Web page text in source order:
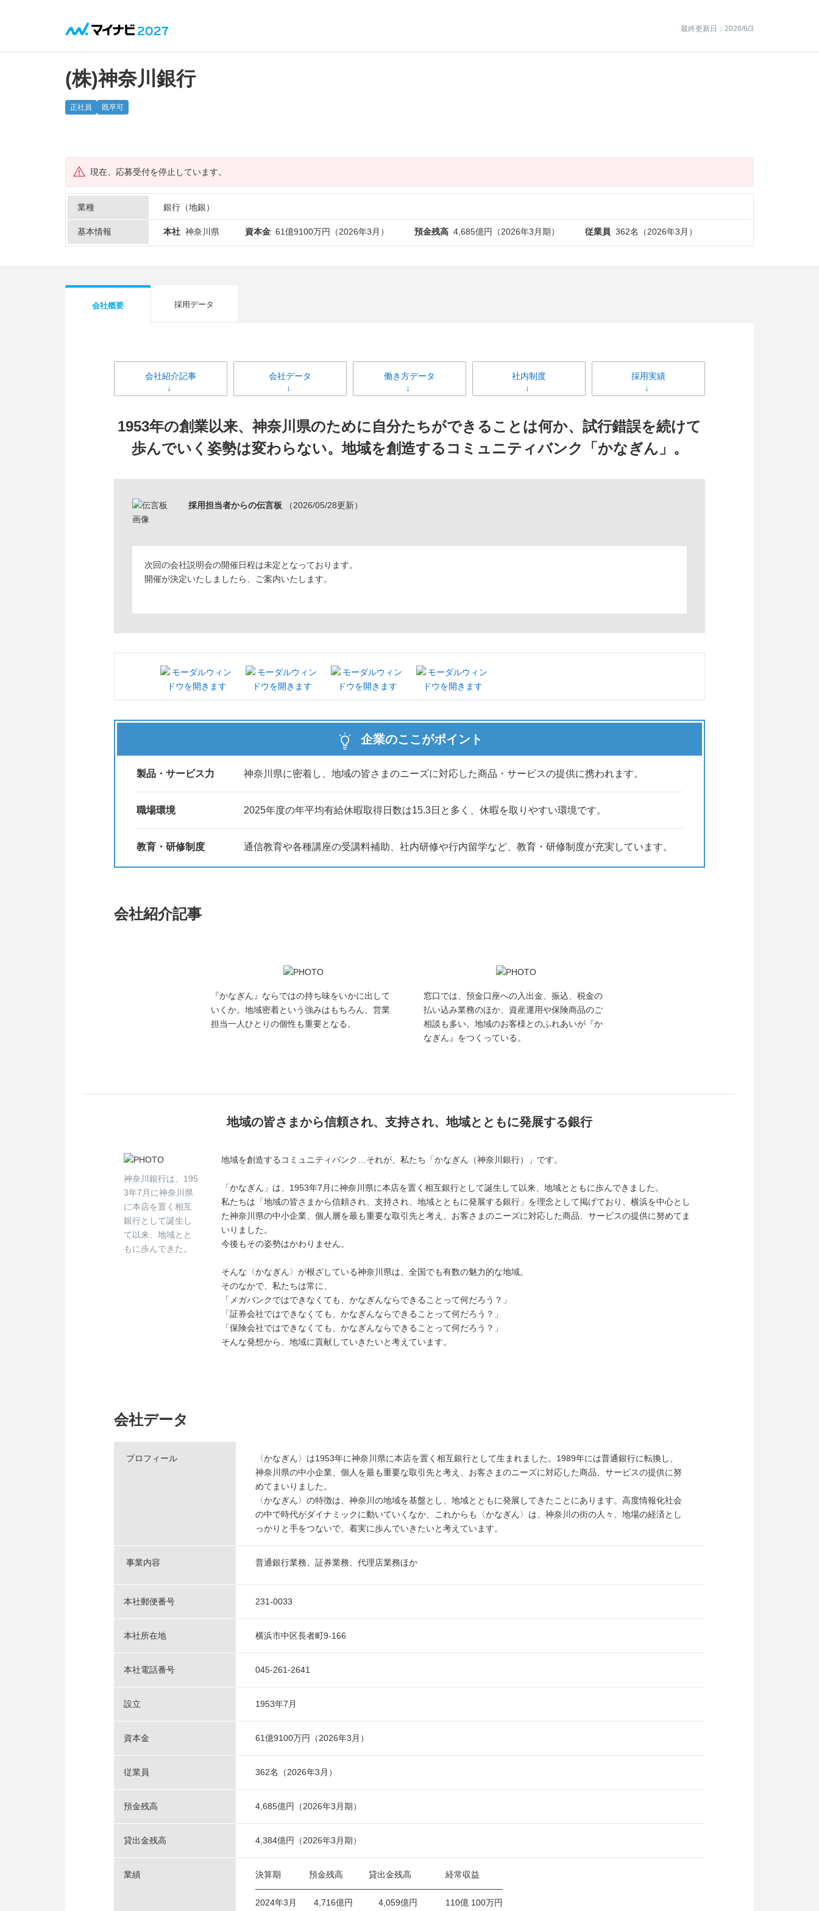
最終更新日：2026/6/3
(株)神奈川銀行
正社員 既卒可
現在、応募受付を停止しています。
業種 銀行（地銀）
基本情報 本社 神奈川県 資本金 61億9100万円（2026年3月） 預金残高 4,685億円（2026年3月期） 従業員 362名（2026年3月）
会社概要 採用データ
会社紹介記事 会社データ 働き方データ 社内制度 採用実績
1953年の創業以来、神奈川県のために自分たちができることは何か、試行錯誤を続けて
歩んでいく姿勢は変わらない。地域を創造するコミュニティバンク「かなぎん」。
採用担当者からの伝言板 （2026/05/28更新）
次回の会社説明会の開催日程は未定となっております。
開催が決定いたしましたら、ご案内いたします。
企業のここがポイント
製品・サービス力 神奈川県に密着し、地域の皆さまのニーズに対応した商品・サービスの提供に携われます。
職場環境 2025年度の年平均有給休暇取得日数は15.3日と多く、休暇を取りやすい環境です。
教育・研修制度 通信教育や各種講座の受講料補助、社内研修や行内留学など、教育・研修制度が充実しています。
会社紹介記事
『かなぎん』ならではの持ち味をいかに出して
いくか。地域密着という強みはもちろん、営業
担当一人ひとりの個性も重要となる。
窓口では、預金口座への入出金、振込、税金の
払い込み業務のほか、資産運用や保険商品のご
相談も多い。地域のお客様とのふれあいが『か
なぎん』をつくっている。
地域の皆さまから信頼され、支持され、地域とともに発展する銀行
神奈川銀行は、195
3年7月に神奈川県
に本店を置く相互
銀行として誕生し
て以来、地域とと
もに歩んできた。
地域を創造するコミュニティバンク…それが、私たち「かなぎん（神奈川銀行）」です。
「かなぎん」は、1953年7月に神奈川県に本店を置く相互銀行として誕生して以来、地域とともに歩んできました。
私たちは「地域の皆さまから信頼され、支持され、地域とともに発展する銀行」を理念として掲げており、横浜を中心とし
た神奈川県の中小企業、個人層を最も重要な取引先と考え、お客さまのニーズに対応した商品、サービスの提供に努めてま
いりました。
今後もその姿勢はかわりません。
そんな〈かなぎん〉が根ざしている神奈川県は、全国でも有数の魅力的な地域。
そのなかで、私たちは常に、
「メガバンクではできなくても、かなぎんならできることって何だろう？」
「証券会社ではできなくても、かなぎんならできることって何だろう？」
「保険会社ではできなくても、かなぎんならできることって何だろう？」
そんな発想から、地域に貢献していきたいと考えています。
会社データ
プロフィール
〈かなぎん〉は1953年に神奈川県に本店を置く相互銀行として生まれました。1989年には普通銀行に転換し、
神奈川県の中小企業、個人を最も重要な取引先と考え、お客さまのニーズに対応した商品、サービスの提供に努
めてまいりました。
〈かなぎん〉の特徴は、神奈川の地域を基盤とし、地域とともに発展してきたことにあります。高度情報化社会
の中で時代がダイナミックに動いていくなか、これからも〈かなぎん〉は、神奈川の街の人々、地場の経済とし
っかりと手をつないで、着実に歩んでいきたいと考えています。
事業内容 普通銀行業務、証券業務、代理店業務ほか
本社郵便番号 231-0033
本社所在地 横浜市中区長者町9-166
本社電話番号 045-261-2641
設立 1953年7月
資本金 61億9100万円（2026年3月）
従業員 362名（2026年3月）
預金残高 4,685億円（2026年3月期）
貸出金残高 4,384億円（2026年3月期）
業績
決算期 預金残高 貸出金残高 経常収益
―――――――――――――――――――――――――――――
2024年3月 4,716億円 4,059億円 110億 100万円